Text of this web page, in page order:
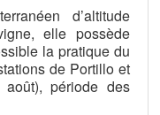
d’altitude
elle possède
la pratique du
de Portillo et
période des